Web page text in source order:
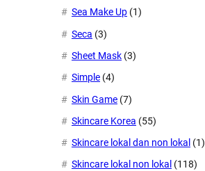
Sea Make Up (1)
Seca (3)
Sheet Mask (3)
Simple (4)
Skin Game (7)
Skincare Korea (55)
Skincare lokal dan non lokal (1)
Skincare lokal non lokal (118)